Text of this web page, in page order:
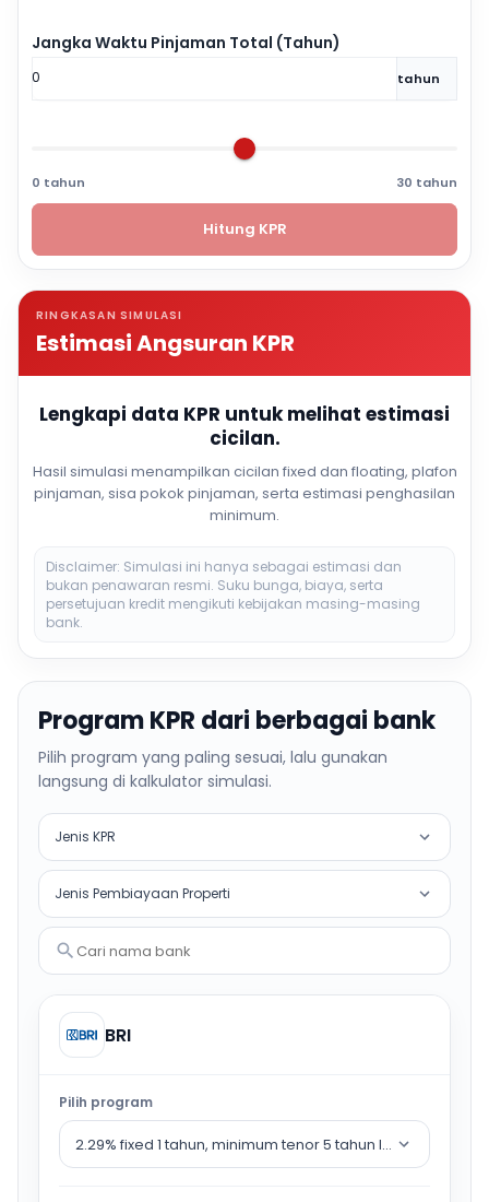
Jangka Waktu Pinjaman Total (Tahun)
tahun
0 tahun 30 tahun
Hitung KPR
RINGKASAN SIMULASI
Estimasi Angsuran KPR
Lengkapi data KPR untuk melihat estimasi
cicilan.
Hasil simulasi menampilkan cicilan fixed dan floating, plafon
pinjaman, sisa pokok pinjaman, serta estimasi penghasilan
minimum.
Disclaimer: Simulasi ini hanya sebagai estimasi dan
bukan penawaran resmi. Suku bunga, biaya, serta
persetujuan kredit mengikuti kebijakan masing-masing
bank.
Program KPR dari berbagai bank
Pilih program yang paling sesuai, lalu gunakan
langsung di kalkulator simulasi.
Jenis KPR
Jenis Pembiayaan Properti
Cari nama bank
BRI
Pilih program
2.29% fixed 1 tahun, minimum tenor 5 tahun lalu counter